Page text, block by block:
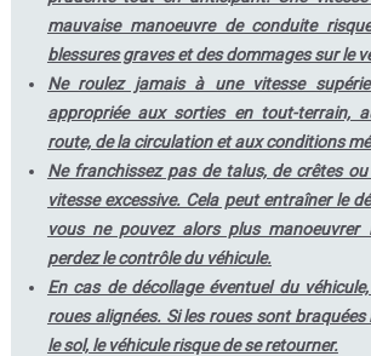
mauvaise manoeuvre de conduite
blessures graves et des dommages sur le
Ne roulez jamais à une vitesse
appropriée aux sorties en tout-terrain,
route, de la circulation et aux conditions
Ne franchissez pas de talus, de crêtes
vitesse excessive. Cela peut entraîner le
vous ne pouvez alors plus
perdez le contrôle du véhicule.
En cas de décollage éventuel du
roues alignées. Si les roues sont
le sol, le véhicule risque de se retourner.